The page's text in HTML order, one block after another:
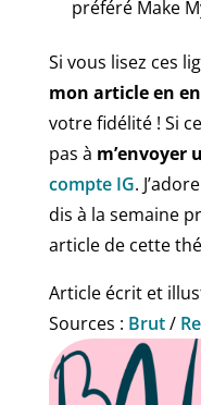
préféré Make
Si vous lisez ces
mon article en
votre fidélité ! Si
pas à m’envoyer
compte IG.
dis à la semaine
article de cette
Article écrit et
Sources : Brut/